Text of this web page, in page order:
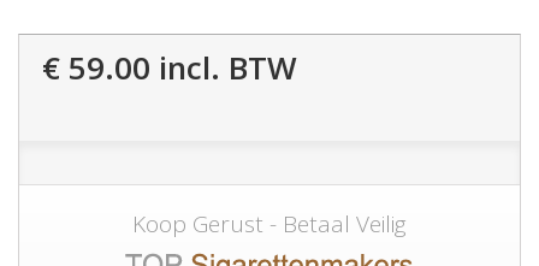
€ 59.00 incl. BTW
Koop Gerust - Betaal Veilig